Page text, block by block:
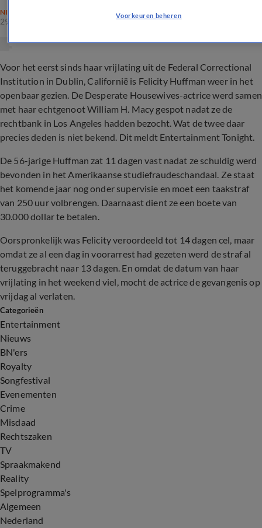
NIEUWS
29 okt 2019, 02:12
Voor het eerst sinds haar vrijlating uit de Federal Correctional
Institution in Dublin, Californië is Felicity Huffman weer in het
openbaar gezien. De Desperate Housewives-actrice werd samen
met haar echtgenoot William H. Macy gespot nadat ze de
rechtbank in Los Angeles hadden bezocht. Wat de twee daar
precies deden is niet bekend. Dit meldt Entertainment Tonight.
De 56-jarige Huffman zat 11 dagen vast nadat ze schuldig werd
bevonden in het Amerikaanse studiefraudeschandaal. Ze staat
het komende jaar nog onder supervisie en moet een taakstraf
van 250 uur volbrengen. Daarnaast dient ze een boete van
30.000 dollar te betalen.
Oorspronkelijk was Felicity veroordeeld tot 14 dagen cel, maar
omdat ze al een dag in voorarrest had gezeten werd de straf al
teruggebracht naar 13 dagen. En omdat de datum van haar
vrijlating in het weekend viel, mocht de actrice de gevangenis op
vrijdag al verlaten.
Categorieën
Entertainment
Nieuws
BN'ers
Royalty
Songfestival
Evenementen
Crime
Misdaad
Rechtszaken
TV
Spraakmakend
Reality
Spelprogramma's
Algemeen
Nederland
Voorkeuren beheren